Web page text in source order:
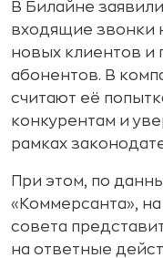
В Билайне
входящие звонки
новых клиентов и
абонентов. В
считают её
конкурентам и
рамках
При этом, по
«Коммерсанта»,
совета
на ответные